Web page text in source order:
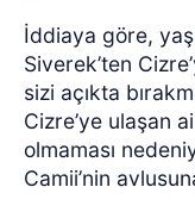
İddiaya göre,
Siverek’ten
sizi açıkta
Cizre’ye ulaşan
olmaması
Camii’nin